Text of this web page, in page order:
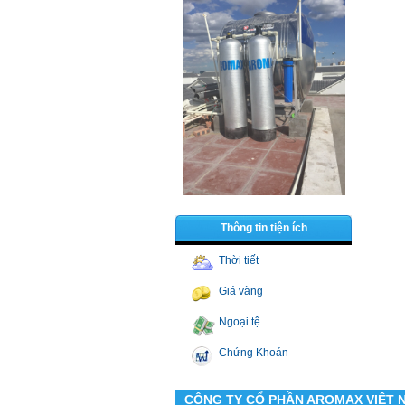
Thông tin tiện ích
Thời tiết
Giá vàng
Ngoại tệ
Chứng Khoán
CÔNG TY CỔ PHẦN AROMAX VIỆT